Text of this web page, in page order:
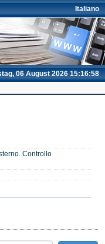
Italiano
06 August 2026 15:16:59
Controllo